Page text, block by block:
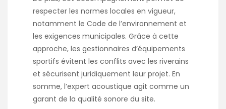
respecter les normes locales en vigueur,
notamment le Code de l’environnement et
les exigences municipales. Grâce à cette
approche, les gestionnaires d’équipements
sportifs évitent les conflits avec les riverains
et sécurisent juridiquement leur projet. En
somme, l’expert acoustique agit comme un
garant de la qualité sonore du site.